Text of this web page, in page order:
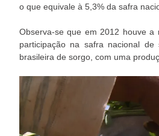
o que equivale à 5,3% da safra
Observa-se que em 2012 houve
participação na safra nacional
brasileira de sorgo, com uma